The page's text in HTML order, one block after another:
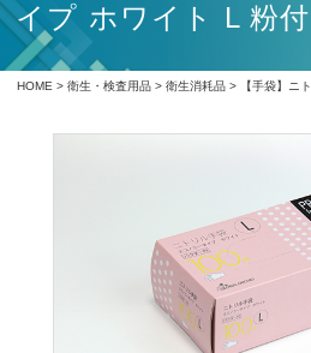
イプ ホワイト L 粉付
HOME > 衛生・検査用品> 衛生消耗品> 【手袋】ニ